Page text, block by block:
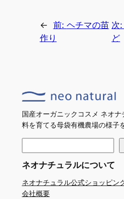
← 前: ヘチマの苗
作り
次:
ど
国産オーガニックコスメ ネオ
料を育てる母袋有機農場の様子
ネオナチュラルについて
ネオナチュラル公式ショッピン
会社概要